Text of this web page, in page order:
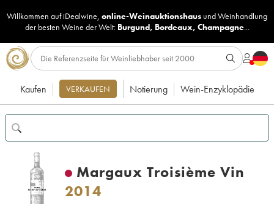
Willkommen auf iDealwine, online-Weinauktionshaus undWeinhandlung
der besten Weine der Welt: Burgund, Bordeaux, Champagne...
Kaufen VERKAUFEN Notierung Wein-Enzyklopädie
Margaux Troisième Vin
2014